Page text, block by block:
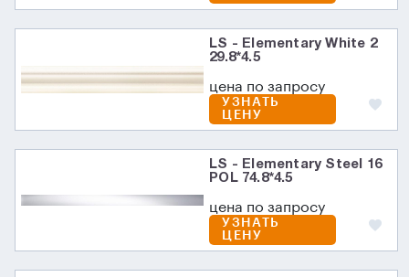
LS - Elementary White 2
29.8*4.5
цена по запросу
УЗНАТЬ
ЦЕНУ
LS - Elementary Steel 16
POL 74.8*4.5
цена по запросу
УЗНАТЬ
ЦЕНУ